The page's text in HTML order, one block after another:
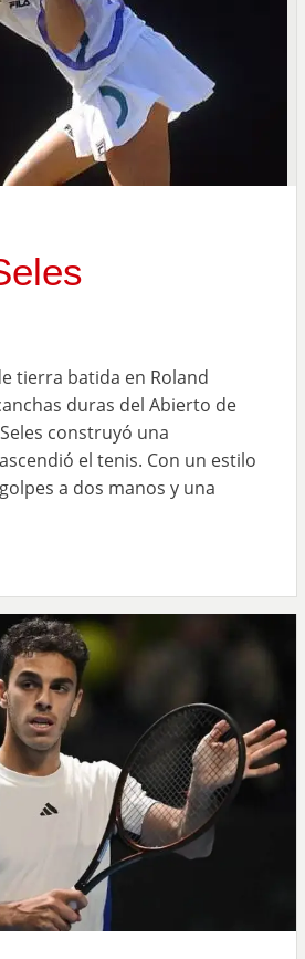
tierra batida en Roland
duras del Abierto de
construyó una
el tenis. Con un estilo
a dos manos y una